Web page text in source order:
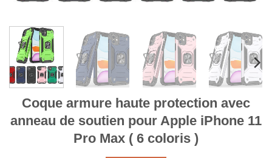
Coque armure haute protection avec
anneau de soutien pour Apple iPhone 11
Pro Max ( 6 coloris )